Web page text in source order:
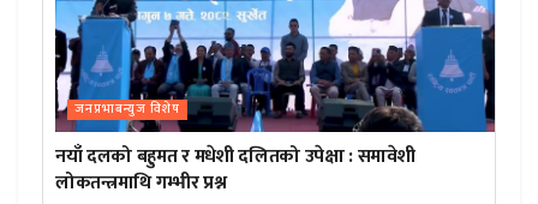
जनप्रभाबन्युज विशेष
नयाँ दलको बहुमत र मधेशी दलितको उपेक्षा : समावेशी
लोकतन्त्रमाथि गम्भीर प्रश्न